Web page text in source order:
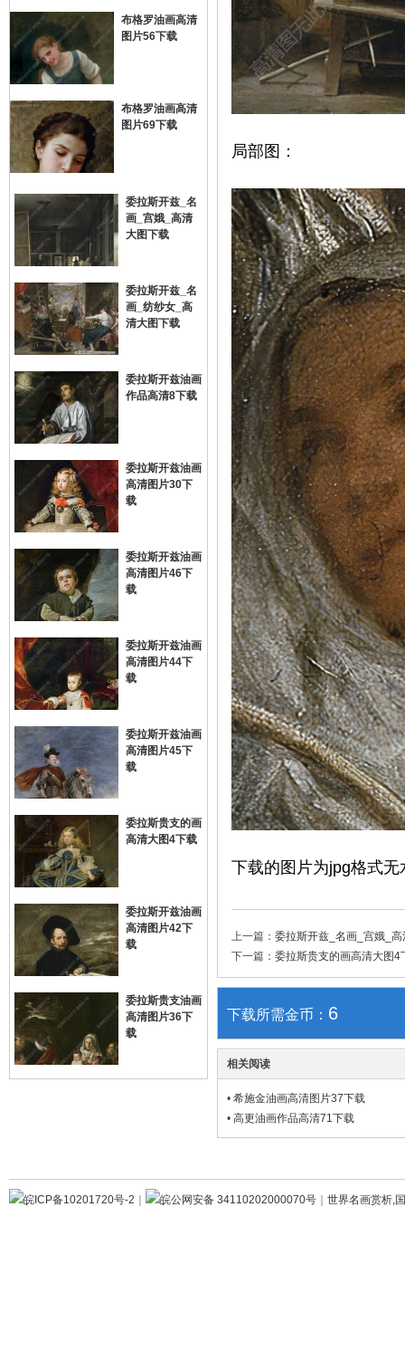
画
局部图：
下载的图片为jpg格式
上一篇： 委拉斯开兹_名画_宫娥_
下一篇： 委拉斯贵支的画高清大图4
下载所需金币： 6
相关阅读
• 希施金油画高清图片37下载
• 高更油画作品高清71下载
布格罗油画高清
图片56下载
布格罗油画高清
图片69下载
委拉斯开兹_名
画_宫娥_高清
大图下载
委拉斯开兹_名
画_纺纱女_高
清大图下载
委拉斯开兹油画
作品高清8下载
委拉斯开兹油画
高清图片30下
载
委拉斯开兹油画
高清图片46下
载
委拉斯开兹油画
高清图片44下
载
委拉斯开兹油画
高清图片45下
载
委拉斯贵支的画
高清大图4下载
委拉斯开兹油画
高清图片42下
载
委拉斯贵支油画
高清图片36下
载
皖ICP备10201720号-2 皖公网安备 34110202000070号 世界名画赏析,